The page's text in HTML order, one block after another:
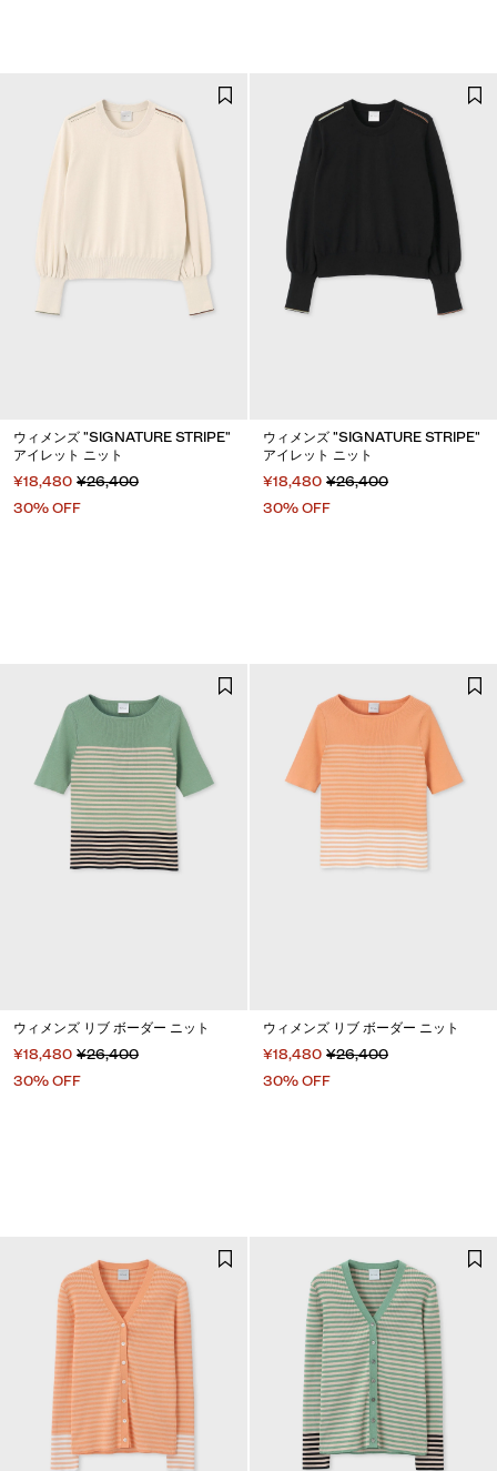
ウィメンズ "SIGNATURE STRIPE"
アイレット ニット
¥18,480 ¥26,400
30% OFF
ウィメンズ "SIGNATURE STRIPE"
アイレット ニット
¥18,480 ¥26,400
30% OFF
ウィメンズ リブ ボーダー ニット
¥18,480 ¥26,400
30% OFF
ウィメンズ リブ ボーダー ニット
¥18,480 ¥26,400
30% OFF